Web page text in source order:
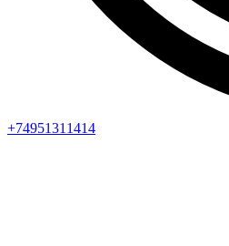
+74951311414